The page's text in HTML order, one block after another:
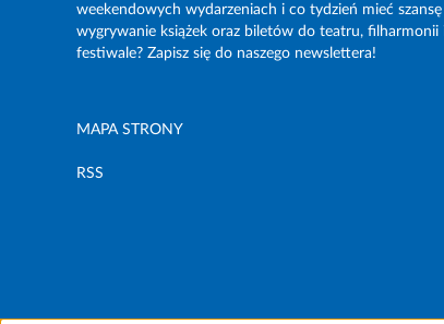
weekendowych wydarzeniach i co tydzień mieć szansę
wygrywanie książek oraz biletów do teatru, filharmonii
festiwale? Zapisz się do naszego newslettera!
MAPA STRONY
RSS